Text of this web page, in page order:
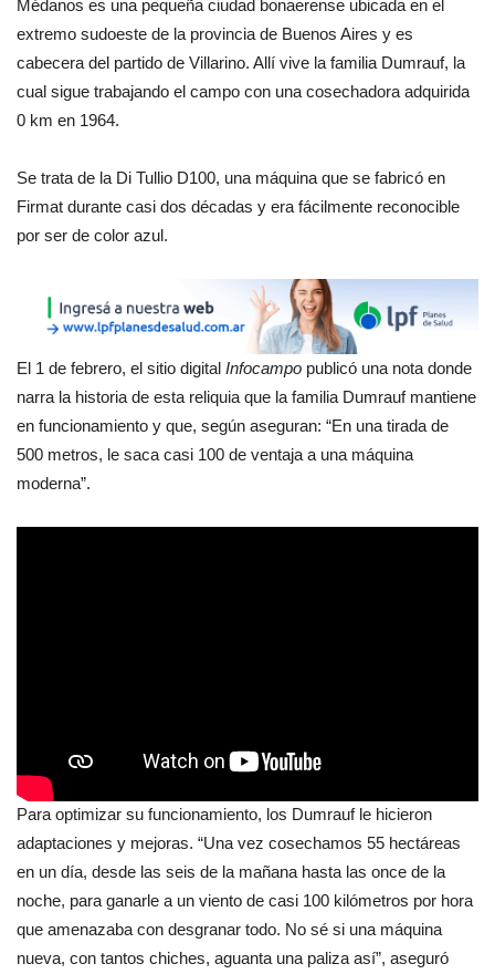
Médanos es una pequeña ciudad bonaerense ubicada en el
extremo sudoeste de la provincia de Buenos Aires y es
cabecera del partido de Villarino. Allí vive la familia Dumrauf, la
cual sigue trabajando el campo con una cosechadora adquirida
0 km en 1964.
Se trata de la Di Tullio D100, una máquina que se fabricó en
Firmat durante casi dos décadas y era fácilmente reconocible
por ser de color azul.
El 1 de febrero, el sitio digital Infocampo publicó una nota donde
narra la historia de esta reliquia que la familia Dumrauf mantiene
en funcionamiento y que, según aseguran: “En una tirada de
500 metros, le saca casi 100 de ventaja a una máquina
moderna”.
Para optimizar su funcionamiento, los Dumrauf le hicieron
adaptaciones y mejoras. “Una vez cosechamos 55 hectáreas
en un día, desde las seis de la mañana hasta las once de la
noche, para ganarle a un viento de casi 100 kilómetros por hora
que amenazaba con desgranar todo. No sé si una máquina
nueva, con tantos chiches, aguanta una paliza así”, aseguró